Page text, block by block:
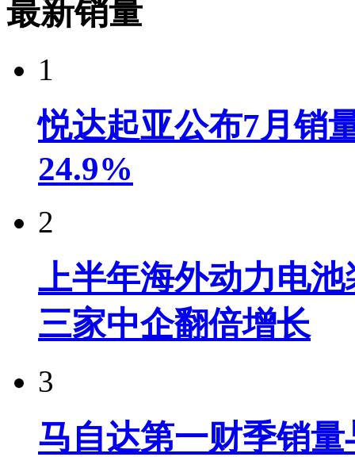
最新销量
1
悦达起亚公布7月销
24.9%
2
上半年海外动力电
三家中企翻倍增长
3
马自达第一财季销